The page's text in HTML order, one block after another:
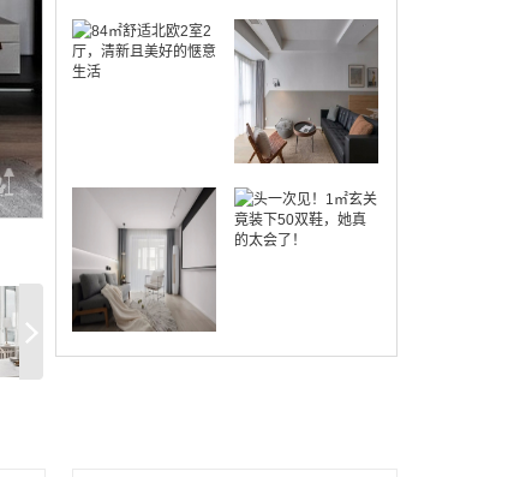
头一次见！1
㎡玄关竟装下
50双鞋，她真
的太会了！